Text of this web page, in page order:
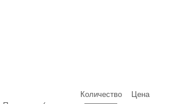
Количество
Цена